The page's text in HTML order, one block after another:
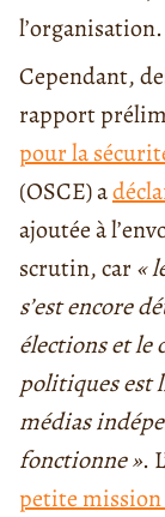
l’organisation.
Cependant,
rapport
pour la
(OSCE) a
ajoutée à
scrutin, car«
s’est encore
élections et le
politiques est
médias
fonctionne ».
petite mission